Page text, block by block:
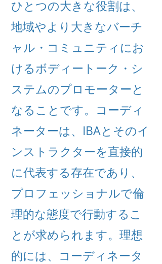
ひとつの大きな役割は、
地域やより大きなバーチ
ャル・コミュニティにお
けるボディートーク・シ
ステムのプロモーターと
なることです。コーディ
ネーターは、IBAとそのイ
ンストラクターを直接的
に代表する存在であり、
プロフェッショナルで倫
理的な態度で行動するこ
とが求められます。理想
的には、コーディネータ